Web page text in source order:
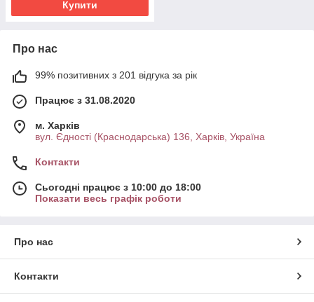
Купити
Про нас
99% позитивних з 201 відгука за рік
Працює з 31.08.2020
м. Харків
вул. Єдності (Краснодарська) 136, Харків, Україна
Контакти
Сьогодні працює з 10:00 до 18:00
Показати весь графік роботи
Про нас
Контакти